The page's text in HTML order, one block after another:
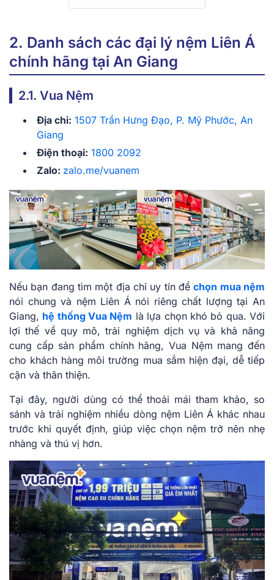
2. Danh sách các đại lý nệm Liên Á
chính hãng tại An Giang
2.1. Vua Nệm
Địa chỉ: 1507 Trần Hưng Đạo, P. Mỹ Phước, An
Giang
Điện thoại: 1800 2092
Zalo: zalo.me/vuanem
Nếu bạn đang tìm một địa chỉ uy tín đểchọn mua nệm
nói chung và nệm Liên Á nói riêng chất lượng tại An
Giang, hệ thống Vua Nệm là lựa chọn khó bỏ qua. Với
lợi thế về quy mô, trải nghiệm dịch vụ và khả năng
cung cấp sản phẩm chính hãng, Vua Nệm mang đến
cho khách hàng môi trường mua sắm hiện đại, dễ tiếp
cận và thân thiện.
Tại đây, người dùng có thể thoải mái tham khảo, so
sánh và trải nghiệm nhiều dòng nệm Liên Á khác nhau
trước khi quyết định, giúp việc chọn nệm trở nên nhẹ
nhàng và thú vị hơn.